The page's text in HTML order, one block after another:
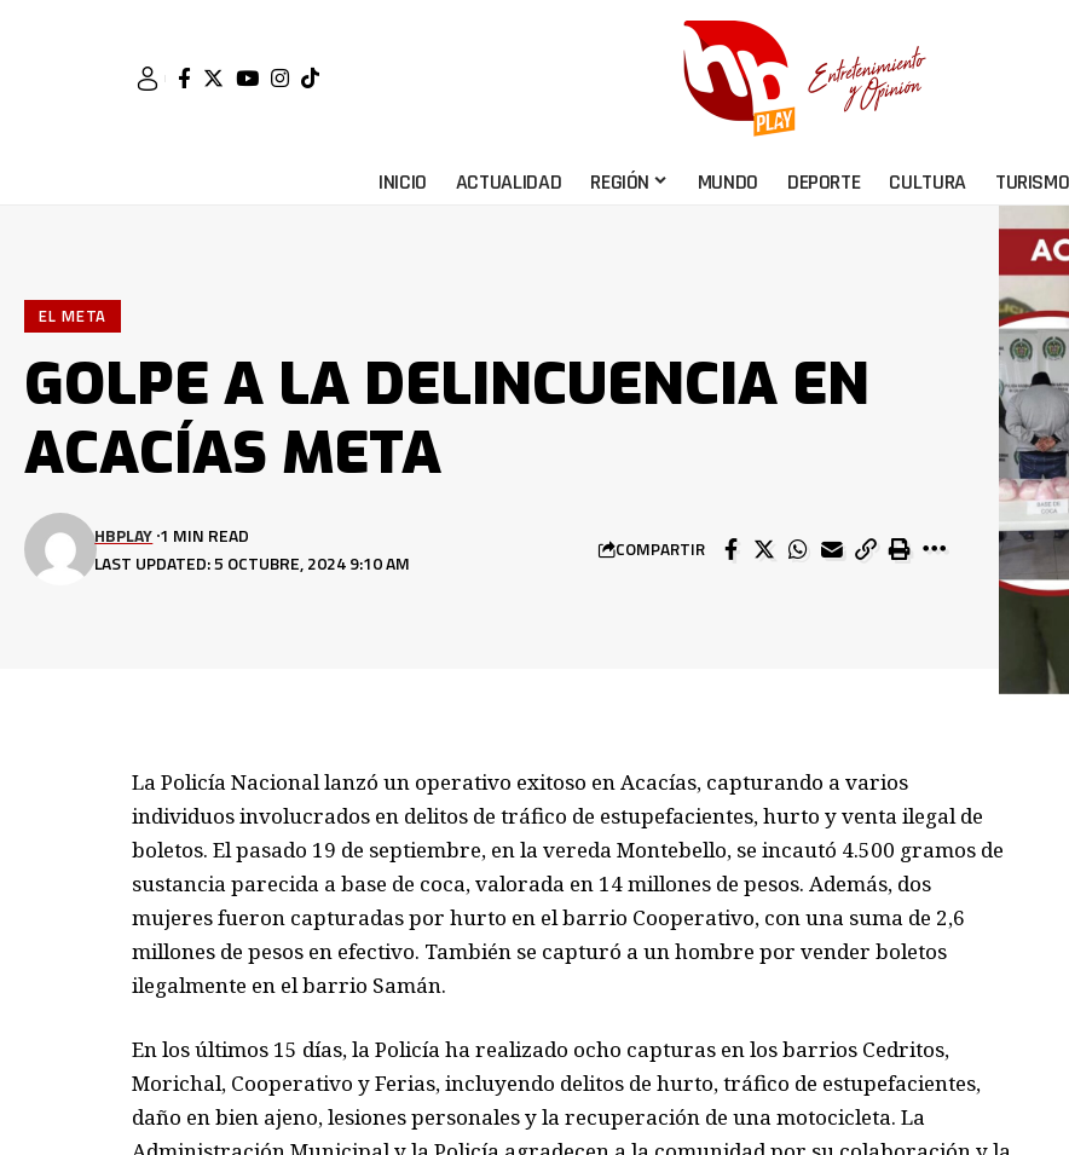
INICIO ACTUALIDAD REGIÓN MUNDO DEPORTE CULTURA TURISMO
EL META
GOLPE A LA DELINCUENCIA EN
ACACÍAS META
LAST UPDATED: 5 OCTUBRE, 2024 9:10 AM
HBPLAY 1 MIN READ
COMPARTIR
La Policía Nacional lanzó un operativo exitoso en Acacías, capturando a varios
individuos involucrados en delitos de tráfico de estupefacientes, hurto y venta ilegal de
boletos. El pasado 19 de septiembre, en la vereda Montebello, se incautó 4.500 gramos de
sustancia parecida a base de coca, valorada en 14 millones de pesos. Además, dos
mujeres fueron capturadas por hurto en el barrio Cooperativo, con una suma de 2,6
millones de pesos en efectivo. También se capturó a un hombre por vender boletos
ilegalmente en el barrio Samán.
En los últimos 15 días, la Policía ha realizado ocho capturas en los barrios Cedritos,
Morichal, Cooperativo y Ferias, incluyendo delitos de hurto, tráfico de estupefacientes,
daño en bien ajeno, lesiones personales y la recuperación de una motocicleta. La